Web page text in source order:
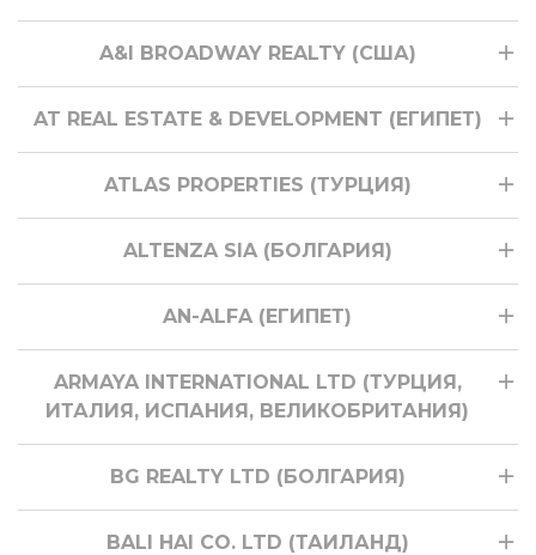
A&I BROADWAY REALTY (США)
AT REAL ESTATE & DEVELOPMENT (ЕГИПЕТ)
ATLAS PROPERTIES (ТУРЦИЯ)
ALTENZA SIA (БОЛГАРИЯ)
AN-ALFA (ЕГИПЕТ)
ARMAYA INTERNATIONAL LTD (ТУРЦИЯ,
ИТАЛИЯ, ИСПАНИЯ, ВЕЛИКОБРИТАНИЯ)
BG REALTY LTD (БОЛГАРИЯ)
BALI HAI CO. LTD (ТАИЛАНД)